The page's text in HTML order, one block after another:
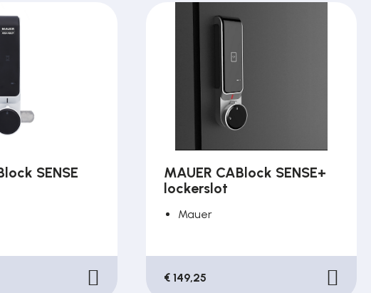
SENSE
MAUER CABlock SENSE+
lockerslot
Mauer
€ 149,25